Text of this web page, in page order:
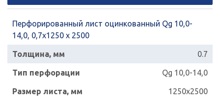
Перфорированный лист оцинкованный Qg 10,0-
14,0, 0,7х1250 х 2500
0.7
Qg 10,0-14,0
1250x2500